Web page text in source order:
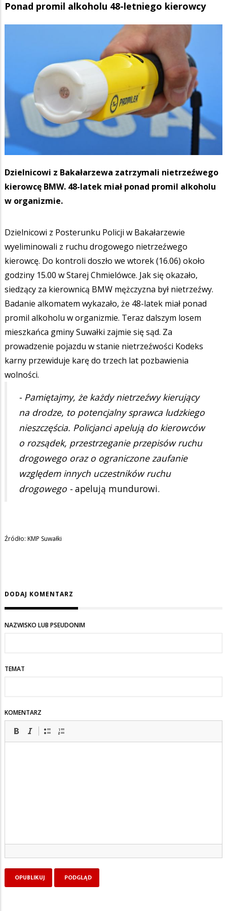
Ponad promil alkoholu 48-letniego kierowcy
Dzielnicowi z Bakałarzewa zatrzymali nietrzeźwego
kierowcę BMW. 48-latek miał ponad promil alkoholu
w organizmie.
Dzielnicowi z Posterunku Policji w Bakałarzewie
wyeliminowali z ruchu drogowego nietrzeźwego
kierowcę. Do kontroli doszło we wtorek (16.06) około
godziny 15.00 w Starej Chmielówce. Jak się okazało,
siedzący za kierownicą BMW mężczyzna był nietrzeźwy.
Badanie alkomatem wykazało, że 48-latek miał ponad
promil alkoholu w organizmie. Teraz dalszym losem
mieszkańca gminy Suwałki zajmie się sąd. Za
prowadzenie pojazdu w stanie nietrzeźwości Kodeks
karny przewiduje karę do trzech lat pozbawienia
wolności.
- Pamiętajmy, że każdy nietrzeźwy kierujący
na drodze, to potencjalny sprawca ludzkiego
nieszczęścia. Policjanci apelują do kierowców
o rozsądek, przestrzeganie przepisów ruchu
drogowego oraz o ograniczone zaufanie
względem innych uczestników ruchu
drogowego - apelują mundurowi.
Źródło: KMP Suwałki
DODAJ KOMENTARZ
NAZWISKO LUB PSEUDONIM
TEMAT
KOMENTARZ